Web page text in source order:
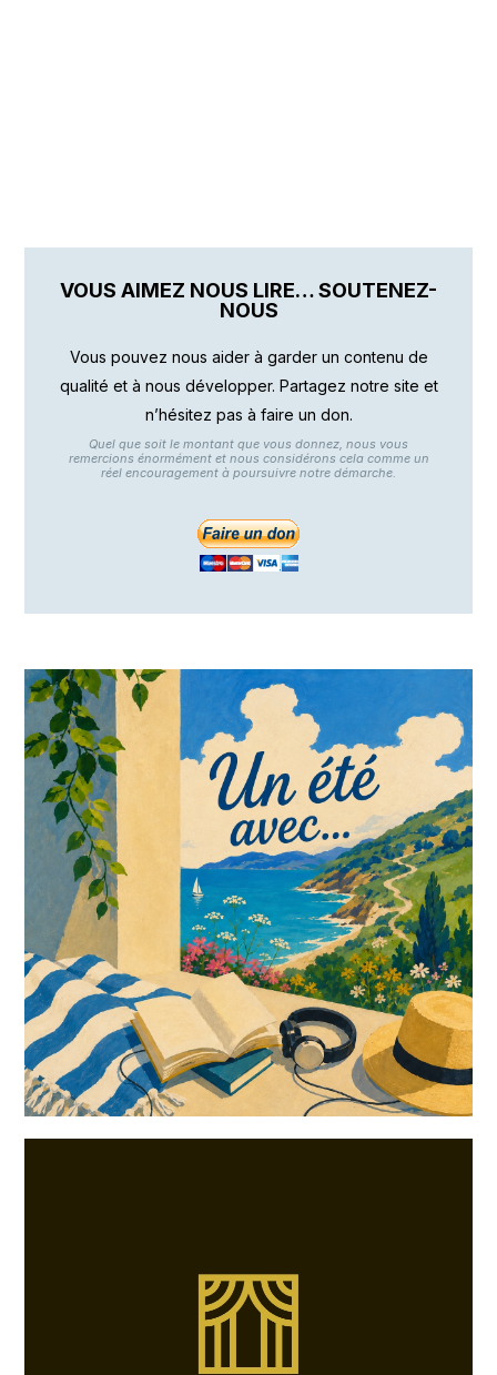
VOUS AIMEZ NOUS LIRE… SOUTENEZ-
NOUS
Vous pouvez nous aider à garder un contenu de
qualité et à nous développer. Partagez notre site et
n’hésitez pas à faire un don.
Quel que soit le montant que vous donnez, nous vous
remercions énormément et nous considérons cela comme un
réel encouragement à poursuivre notre démarche.